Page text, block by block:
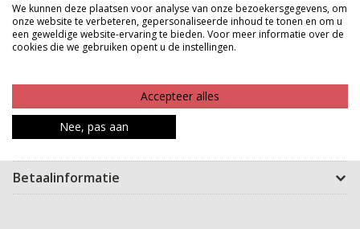
Bekijk voorraad winkel
Deze eyecatcher is de finishing touch voor elke outfit ?
subtiele glans en opvallende hanger maakt 'm zowel
casual als feestelijk te dragen. Gelaagd of solo? Jij
bepaalt de vibe. Ready to glow, always.
Betaalinformatie
We kunnen deze plaatsen voor analyse van onze bezoekersgegevens, om
onze website te verbeteren, gepersonaliseerde inhoud te tonen en om u
een geweldige website-ervaring te bieden. Voor meer informatie over de
cookies die we gebruiken opent u de instellingen.
Accepteer alles
Nee, pas aan